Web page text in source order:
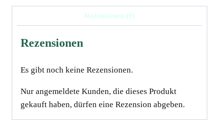
Rezensionen (0)
Rezensionen
Es gibt noch keine Rezensionen.
Nur angemeldete Kunden, die dieses Produkt
gekauft haben, dürfen eine Rezension abgeben.